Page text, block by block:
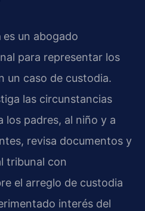
es un abogado
para representar los
un caso de custodia.
las circunstancias
los padres, al niño y a
revisa documentos y
tribunal con
el arreglo de custodia
interés del